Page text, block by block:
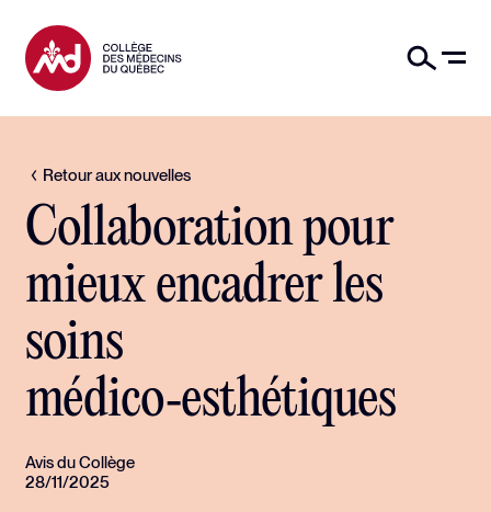
Retour aux nouvelles
Collaboration pour
mieux encadrer les
soins
médico‑esthétiques
Avis du Collège
28/11/2025